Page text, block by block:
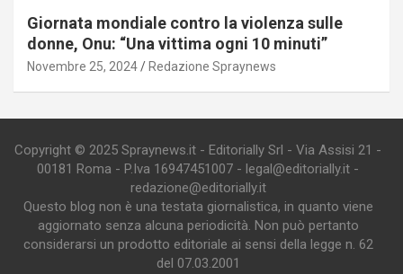
Giornata mondiale contro la violenza sulle
donne, Onu: “Una vittima ogni 10 minuti”
Novembre 25, 2024 Redazione Spraynews
Copyright © 2025 Spraynews.it - Editorially Srl - Via Assisi 21 -
00181 Roma - P.Iva 16947451007 - legal@editorially.it -
redazione@editorially.it
Questo blog non è una testata giornalistica, in quanto viene
aggiornato senza alcuna periodicità. Non può pertanto
considerarsi un prodotto editoriale ai sensi della legge n. 62
del 07.03.2001